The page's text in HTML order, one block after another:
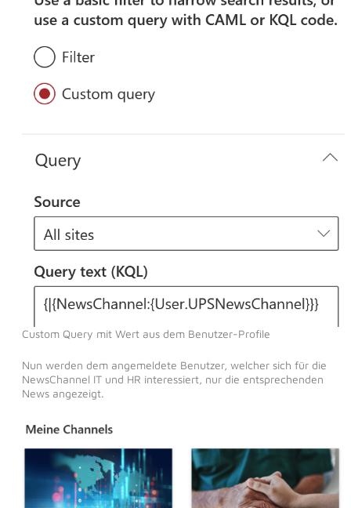
Custom Query mit Wert aus dem Benutzer-Profile
Nun werden dem angemeldete Benutzer, welcher sich für die
NewsChannel IT und HR interessiert, nur die entsprechenden
News angezeigt.